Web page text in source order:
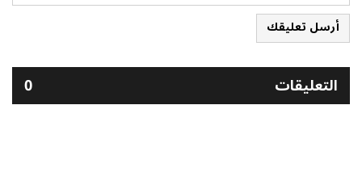
أرسل تعليقك
التعليقات 0